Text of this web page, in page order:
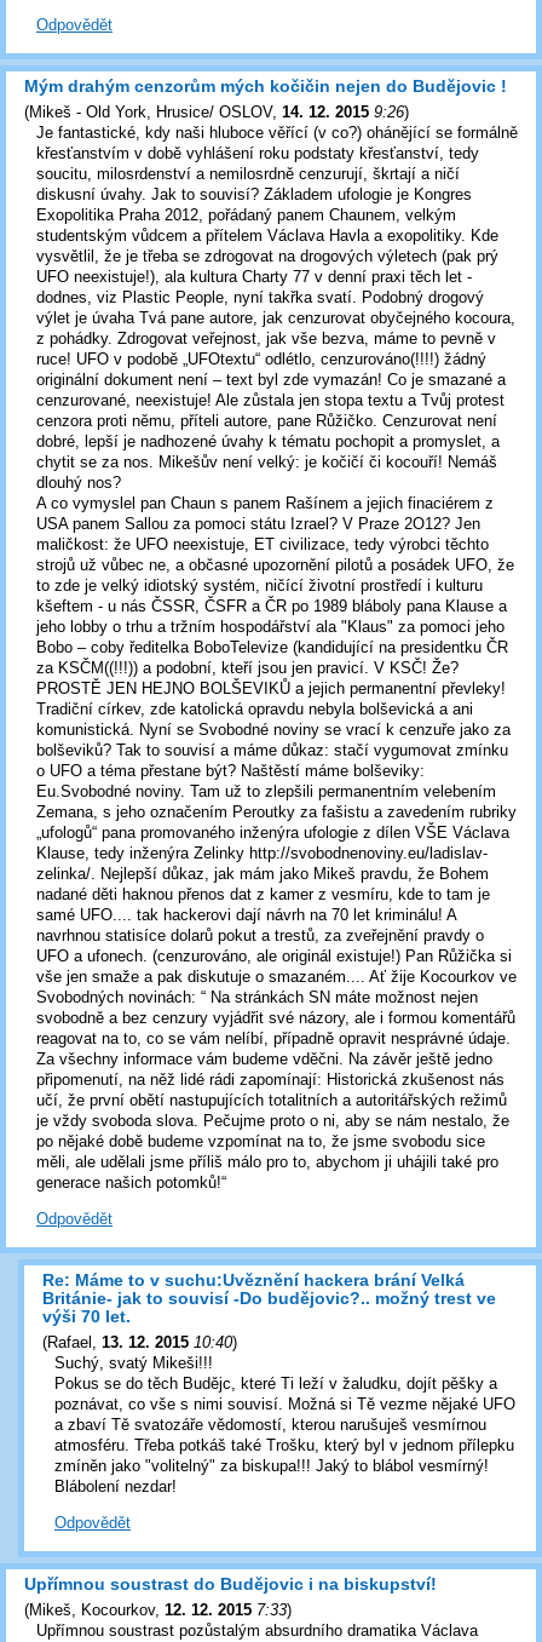
Odpovědět
Mým drahým cenzorům mých kočičin nejen do Budějovic !
(Mikeš - Old York, Hrusice/ OSLOV, 14. 12. 2015 9:26)
Je fantastické, kdy naši hluboce věřící (v co?) ohánějící se formálně
křesťanstvím v době vyhlášení roku podstaty křesťanství, tedy
soucitu, milosrdenství a nemilosrdně cenzurují, škrtají a ničí
diskusní úvahy. Jak to souvisí? Základem ufologie je Kongres
Exopolitika Praha 2012, pořádaný panem Chaunem, velkým
studentským vůdcem a přítelem Václava Havla a exopolitiky. Kde
vysvětlil, že je třeba se zdrogovat na drogových výletech (pak prý
UFO neexistuje!), ala kultura Charty 77 v denní praxi těch let -
dodnes, viz Plastic People, nyní takřka svatí. Podobný drogový
výlet je úvaha Tvá pane autore, jak cenzurovat obyčejného kocoura,
z pohádky. Zdrogovat veřejnost, jak vše bezva, máme to pevně v
ruce! UFO v podobě „UFOtextu“ odlétlo, cenzurováno(!!!!) žádný
originální dokument není – text byl zde vymazán! Co je smazané a
cenzurované, neexistuje! Ale zůstala jen stopa textu a Tvůj protest
cenzora proti němu, příteli autore, pane Růžičko. Cenzurovat není
dobré, lepší je nadhozené úvahy k tématu pochopit a promyslet, a
chytit se za nos. Mikešův není velký: je kočičí či kocouří! Nemáš
dlouhý nos?
A co vymyslel pan Chaun s panem Rašínem a jejich finaciérem z
USA panem Sallou za pomoci státu Izrael? V Praze 2O12? Jen
maličkost: že UFO neexistuje, ET civilizace, tedy výrobci těchto
strojů už vůbec ne, a občasné upozornění pilotů a posádek UFO, že
to zde je velký idiotský systém, ničící životní prostředí i kulturu
kšeftem - u nás ČSSR, ČSFR a ČR po 1989 bláboly pana Klause a
jeho lobby o trhu a tržním hospodářství ala "Klaus" za pomoci jeho
Bobo – coby ředitelka BoboTelevize (kandidující na presidentku ČR
za KSČM((!!!)) a podobní, kteří jsou jen pravicí. V KSČ! Že?
PROSTĚ JEN HEJNO BOLŠEVIKŮ a jejich permanentní převleky!
Tradiční církev, zde katolická opravdu nebyla bolševická a ani
komunistická. Nyní se Svobodné noviny se vrací k cenzuře jako za
bolševiků? Tak to souvisí a máme důkaz: stačí vygumovat zmínku
o UFO a téma přestane být? Naštěstí máme bolševiky:
Eu.Svobodné noviny. Tam už to zlepšili permanentním velebením
Zemana, s jeho označením Peroutky za fašistu a zavedením rubriky
„ufologů“ pana promovaného inženýra ufologie z dílen VŠE Václava
Klause, tedy inženýra Zelinky http://svobodnenoviny.eu/ladislav-
zelinka/. Nejlepší důkaz, jak mám jako Mikeš pravdu, že Bohem
nadané děti haknou přenos dat z kamer z vesmíru, kde to tam je
samé UFO.... tak hackerovi dají návrh na 70 let kriminálu! A
navrhnou statisíce dolarů pokut a trestů, za zveřejnění pravdy o
UFO a ufonech. (cenzurováno, ale originál existuje!) Pan Růžička si
vše jen smaže a pak diskutuje o smazaném.... Ať žije Kocourkov ve
Svobodných novinách: “ Na stránkách SN máte možnost nejen
svobodně a bez cenzury vyjádřit své názory, ale i formou komentářů
reagovat na to, co se vám nelíbí, případně opravit nesprávné údaje.
Za všechny informace vám budeme vděčni. Na závěr ještě jedno
připomenutí, na něž lidé rádi zapomínají: Historická zkušenost nás
učí, že první obětí nastupujících totalitních a autoritářských režimů
je vždy svoboda slova. Pečujme proto o ni, aby se nám nestalo, že
po nějaké době budeme vzpomínat na to, že jsme svobodu sice
měli, ale udělali jsme příliš málo pro to, abychom ji uhájili také pro
generace našich potomků!“
Odpovědět
Re: Máme to v suchu:Uvěznění hackera brání Velká
Británie- jak to souvisí -Do budějovic?.. možný trest ve
výši 70 let.
(Rafael , 13. 12. 2015 10:40)
Suchý, svatý Mikeši!!!
Pokus se do těch Budějc, které Ti leží v žaludku, dojít pěšky a
poznávat, co vše s nimi souvisí. Možná si Tě vezme nějaké UFO
a zbaví Tě svatozáře vědomostí, kterou narušuješ vesmírnou
atmosféru. Třeba potkáš také Trošku, který byl v jednom přílepku
zmíněn jako "volitelný" za biskupa!!! Jaký to blábol vesmírný!
Blábolení nezdar!
Odpovědět
Upřímnou soustrast do Budějovic i na biskupství!
(Mikeš, Kocourkov, 12. 12. 2015 7:33)
Upřímnou soustrast pozůstalým absurdního dramatika Václava